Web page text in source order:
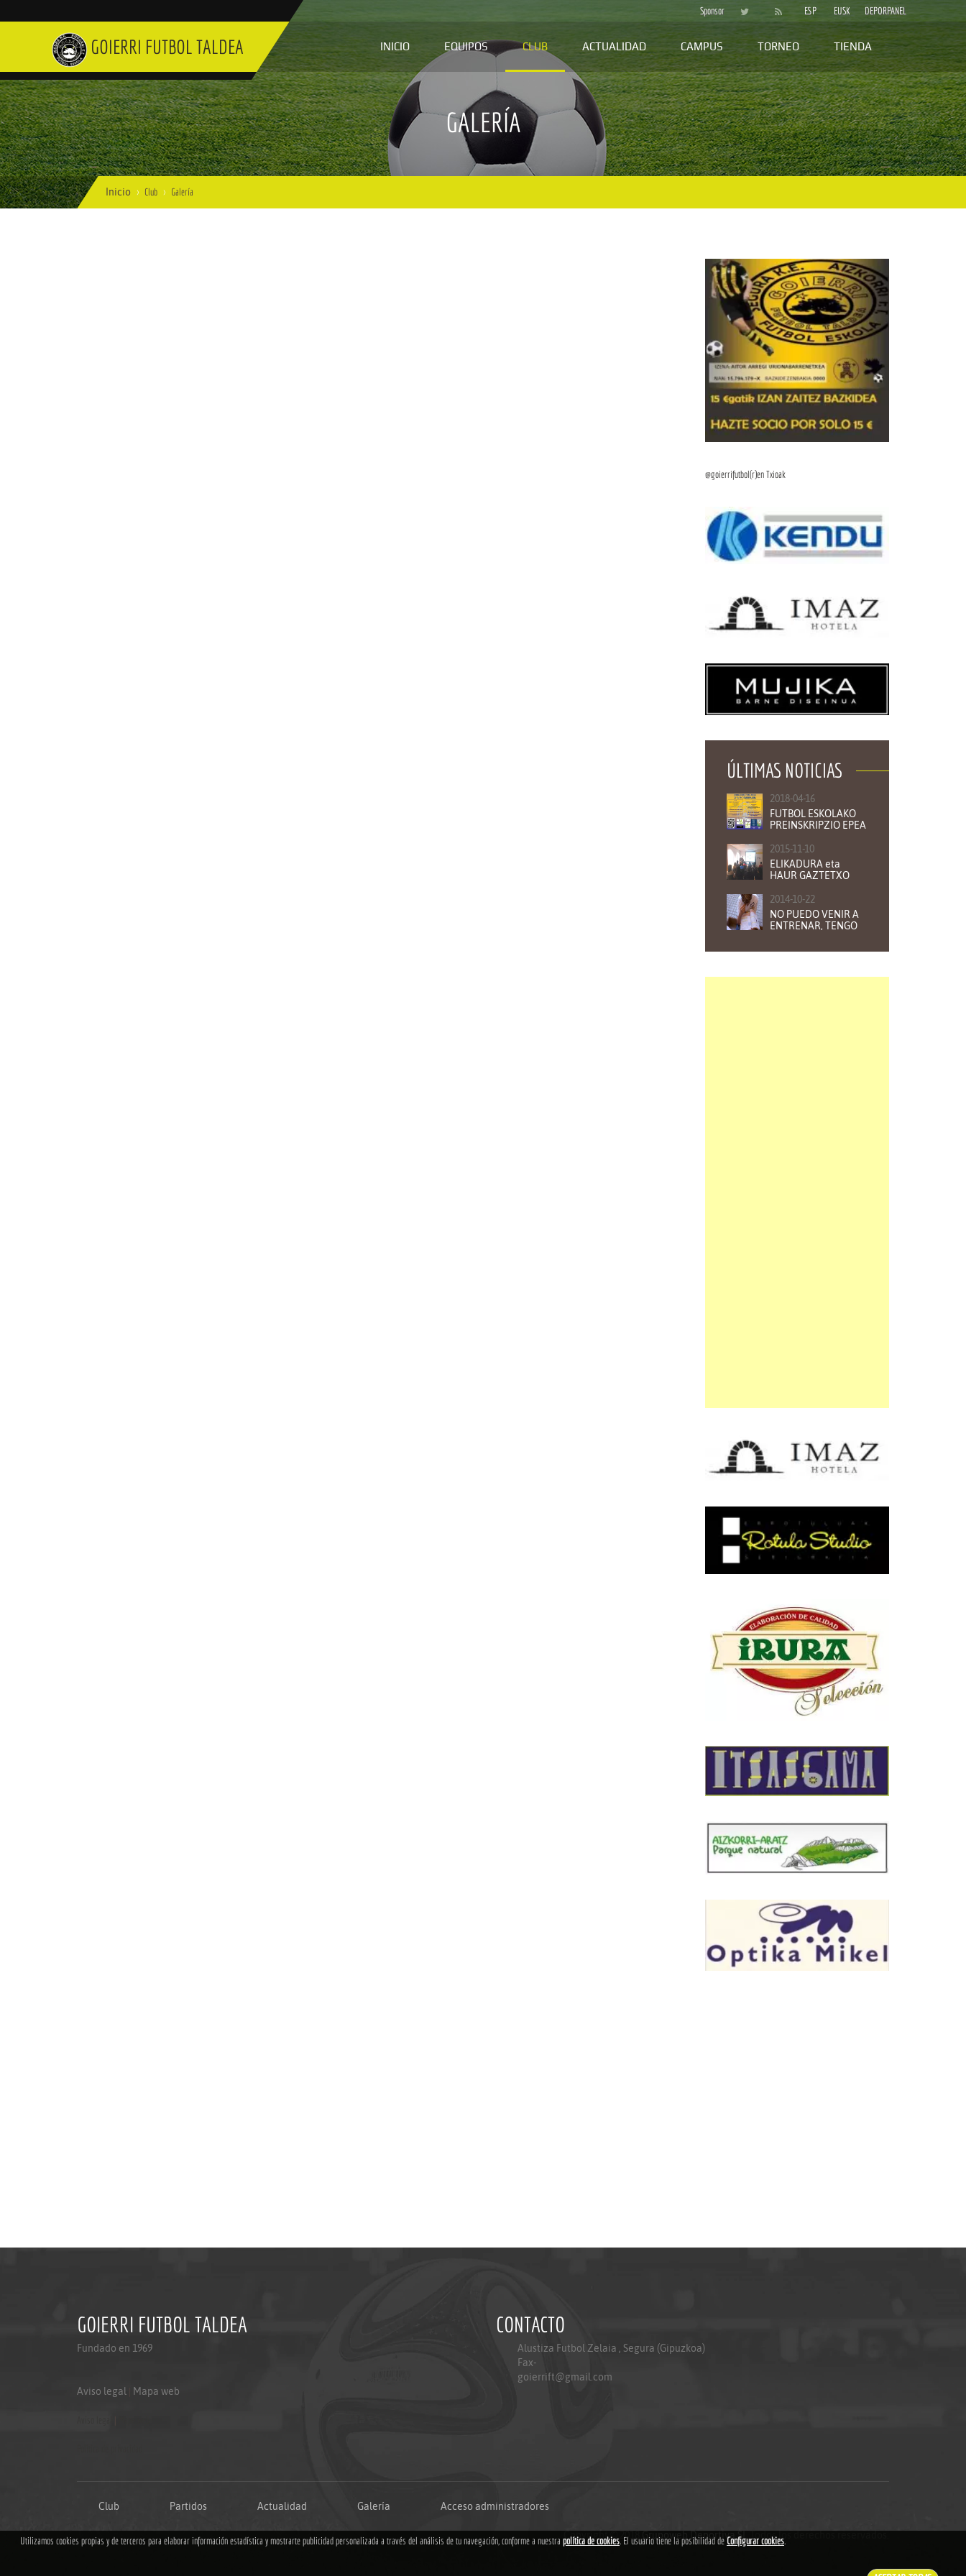
Sponsor ESP EUSK DEPORPANEL
GOIERRI FUTBOL TALDEA INICIO EQUIPOS CLUB ACTUALIDAD CAMPUS TORNEO TIENDA
GALERÍA
Inicio Club Galería
@goierrifutbol(r)en Txioak
ÚLTIMAS NOTICIAS
2018-04-16
FUTBOL ESKOLAKO
PREINSKRIPZIO EPEA
2015-11-10
ELIKADURA eta
HAUR GAZTETXO
2014-10-22
NO PUEDO VENIR A
ENTRENAR, TENGO
GOIERRI FUTBOL TALDEA
Fundado en 1969
Aviso legal Mapa web
CONTACTO
Alustiza Futbol Zelaia , Segura (Gipuzkoa)
Fax-
goierrift@gmail.com
Club Partidos Actualidad Galería Acceso administradores
Copyright © 2018 Grupoweb Deportiva SL .Todos los derechos reservados.
Utilizamos cookies propias y de terceros para elaborar información estadística y mostrarte publicidad personalizada a través del análisis de tu navegación, conforme a nuestra política de cookies. El usuario tiene la posibilidad de Configurar cookies.